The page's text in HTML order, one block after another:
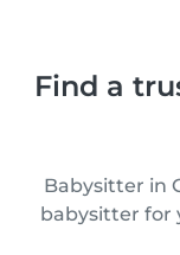
Find a
Babysitter in
babysitter for